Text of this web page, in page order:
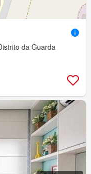
da Guarda